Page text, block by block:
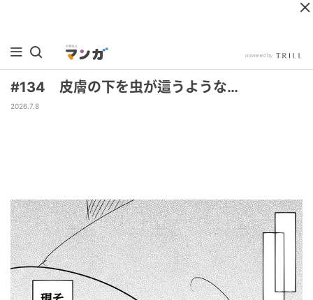
#134 皮膚の下を虫が這うような…
2026.7.8